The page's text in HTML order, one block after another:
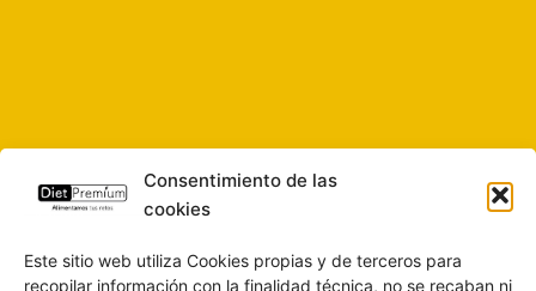
Consentimiento de las
cookies
Este sitio web utiliza Cookies propias y de terceros para
recopilar información con la finalidad técnica, no se recaban ni